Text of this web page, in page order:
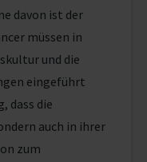
davon ist der
müssen in
und die
eingeführt
dass die
auch in ihrer
zum